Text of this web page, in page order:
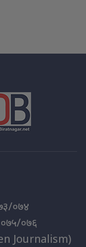
०७४
०७६
Journalism)